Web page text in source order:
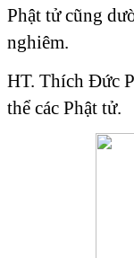
Phật tử cũng
nghiêm.
HT. Thích Đức
thể các Phật tử.